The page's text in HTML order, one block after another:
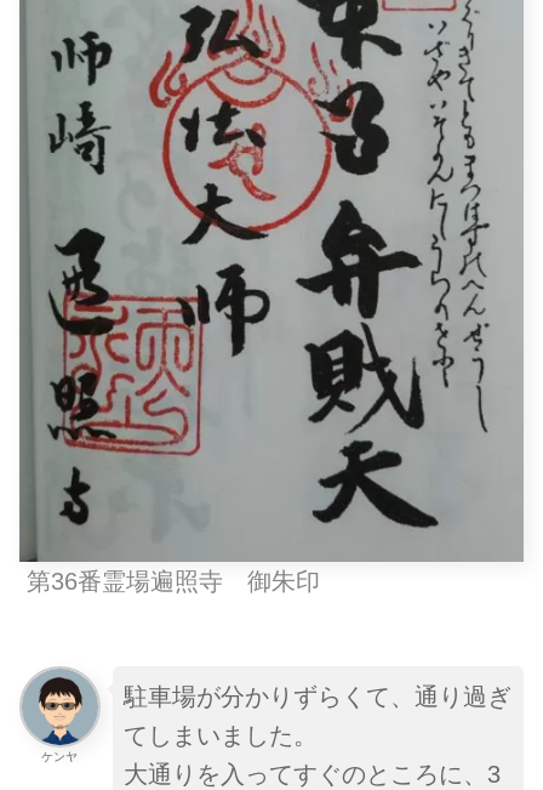
第36番霊場遍照寺 御朱印
ケンヤ
駐車場が分かりずらくて、通り過ぎ
てしまいました。
大通りを入ってすぐのところに、3